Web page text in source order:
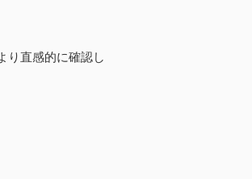
直感的に確認し